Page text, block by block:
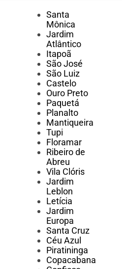
Santa
Mônica
Jardim
Atlântico
Itapoã
São José
São Luiz
Castelo
Ouro Preto
Paquetá
Planalto
Mantiqueira
Tupi
Floramar
Ribeiro de
Abreu
Vila Clóris
Jardim
Leblon
Letícia
Jardim
Europa
Santa Cruz
Céu Azul
Piratininga
Copacabana